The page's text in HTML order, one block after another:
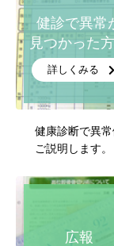
健診で異常
見つかった
詳しくみる
健康診断で異
ご説明します。
広報